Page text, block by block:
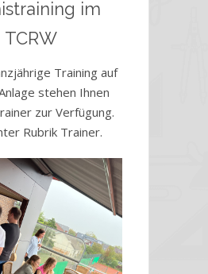
im
TCRW
Training auf
stehen Ihnen
zur Verfügung.
Rubrik Trainer.